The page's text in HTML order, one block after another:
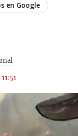
en Google